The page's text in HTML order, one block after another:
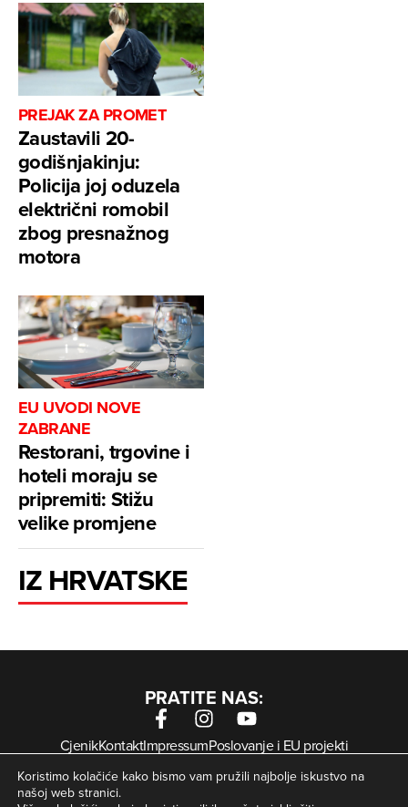
PREJAK ZA PROMET
Zaustavili 20-
godišnjakinju:
Policija joj oduzela
električni romobil
zbog presnažnog
motora
EU UVODI NOVE
ZABRANE
Restorani, trgovine i
hoteli moraju se
pripremiti: Stižu
velike promjene
IZ HRVATSKE
PRATITE NAS:
CjenikKontaktImpressumPoslovanje i EU projekti
Arhiva digitalnih novina
Uvjeti korištenjaZaštita privatnosti
Kolačići
Koristimo kolačiće kako bismo vam pružili najbolje iskustvo na
našoj web stranici.